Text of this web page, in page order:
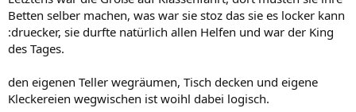
Betten selber machen, was war sie stoz das sie es locker kann
:druecker, sie durfte natürlich allen Helfen und war der King
des Tages.
den eigenen Teller wegräumen, Tisch decken und eigene
Kleckereien wegwischen ist woihl dabei logisch.